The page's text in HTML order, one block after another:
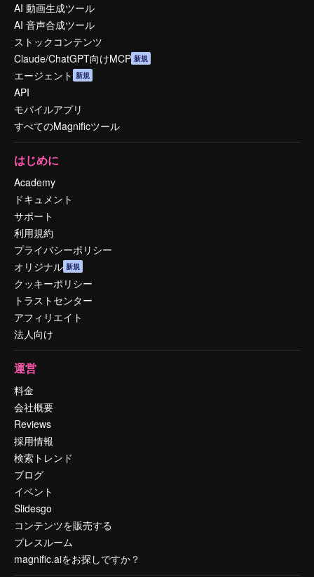
AI 動画生成ツール
AI 音声合成ツール
ストックコンテンツ
Claude/ChatGPT向けMCP 新規
エージェント 新規
API
モバイルアプリ
すべてのMagnificツール
はじめに
Academy
ドキュメント
サポート
利用規約
プライバシーポリシー
オリジナル 新規
クッキーポリシー
トラストセンター
アフィリエイト
法人向け
運営
料金
会社概要
Reviews
採用情報
検索トレンド
ブログ
イベント
Slidesgo
コンテンツを販売する
プレスルーム
magnific.aiをお探しですか？